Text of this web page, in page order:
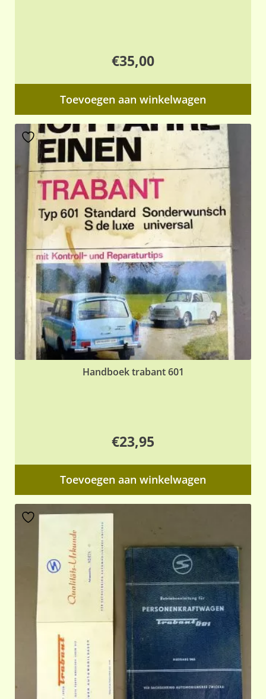
€35,00
Toevoegen aan winkelwagen
Handboek trabant 601
€23,95
Toevoegen aan winkelwagen